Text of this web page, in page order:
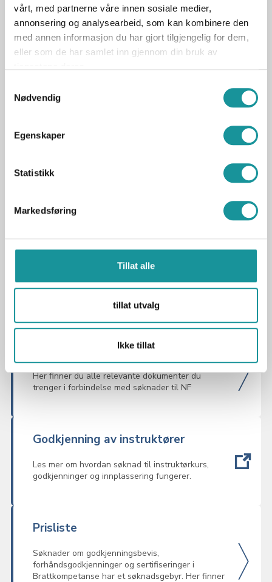
vårt, med partnerne våre innen sosiale medier,
annonsering og analysearbeid, som kan kombinere den
med annen informasjon du har gjort tilgjengelig for dem,
eller som de har samlet inn gjennom din bruk av
Nødvendig
Egenskaper
Statistikk
Markedsføring
Tillat alle
tillat utvalg
Ikke tillat
Dersom du allerede er NF klatreinstruktør høyfjell
og ønsker godkjenning som NF breinstruktør 1 er
det en kortere vei til se...
Bli førstehjelpsinstruktør!
førstehjelp spisset mot klatring, bre og skred
Søk godkjenning
Her kan du registrere deg/logge inn for å opprette
Viktige dokumenter til søknaden
Her finner du alle relevante dokumenter du
trenger i forbindelse med søknader til NF
Godkjenning av instruktører
Les mer om hvordan søknad til instruktørkurs,
godkjenninger og innplassering fungerer.
Prisliste
Søknader om godkjenningsbevis,
forhåndsgodkjenninger og sertifiseringer i
Brattkompetanse har et søknadsgebyr. Her finner